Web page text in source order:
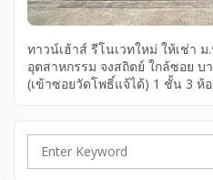
ทาวน์เฮ้าส์ รีโนเวทใหม่ ให้เช่า
อุตสาหกรรม จงสถิตย์ ใกล้ซอย บ
(เข้าซอยวัดโพธิ์แจ้ได้) 1 ชั้น 3 ห้
-ตลาดคุณนาย -วัดหนองแขม -ต
เมืองใหม่ -เซ็นทรัลพลาซา มหา
พยาบาลหลวงพ่อทวีศักดิ์ ชุตินฺธโ
Search